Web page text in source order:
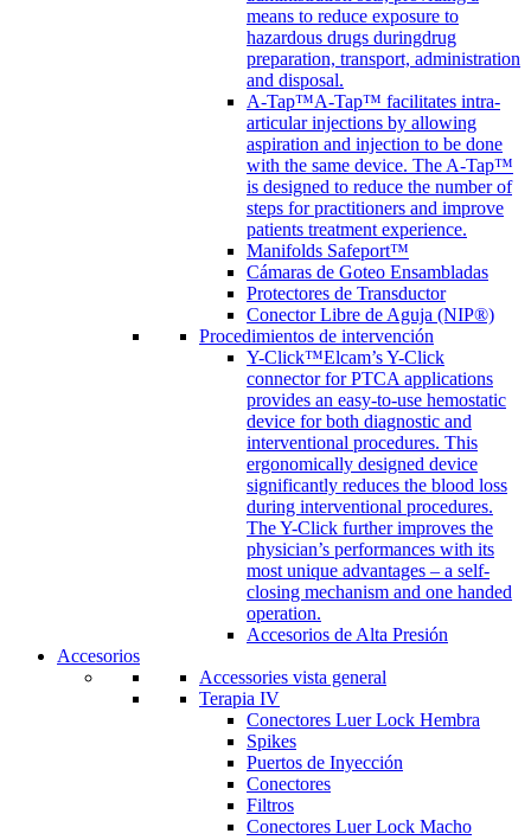
means to reduce exposure to
hazardous drugs duringdrug
preparation, transport, administration
and disposal.
A-Tap™A-Tap™ facilitates intra-
articular injections by allowing
aspiration and injection to be done
with the same device. The A-Tap™
is designed to reduce the number of
steps for practitioners and improve
patients treatment experience.
Manifolds Safeport™
Cámaras de Goteo Ensambladas
Protectores de Transductor
Conector Libre de Aguja (NIP®)
Procedimientos de intervención
Y-Click™Elcam’s Y-Click
connector for PTCA applications
provides an easy-to-use hemostatic
device for both diagnostic and
interventional procedures. This
ergonomically designed device
significantly reduces the blood loss
during interventional procedures.
The Y-Click further improves the
physician’s performances with its
most unique advantages – a self-
closing mechanism and one handed
operation.
Accesorios de Alta Presión
Accesorios
Accessories vista general
Terapia IV
Conectores Luer Lock Hembra
Spikes
Puertos de Inyección
Conectores
Filtros
Conectores Luer Lock Macho